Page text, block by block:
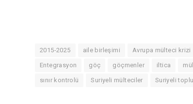
2015-2025 aile birleşimi Avrupa mülteci krizi
Entegrasyon göç göçmenler iltica
sınır kontrolü Suriyeli mülteciler Suriyeli